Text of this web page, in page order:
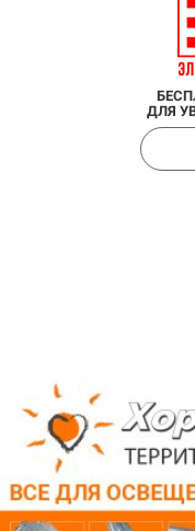
ДЛЯ